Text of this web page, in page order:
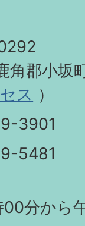
角郡小坂
ス ）
3901
5481
00分から